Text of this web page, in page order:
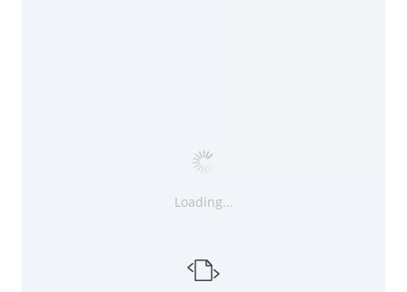
Loading...